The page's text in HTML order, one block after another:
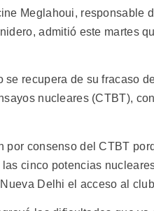
Meglahoui, responsable
admitió este martes
se recupera de su fracaso
nucleares (CTBT),
por consenso del CTBT
cinco potencias
Delhi el acceso al